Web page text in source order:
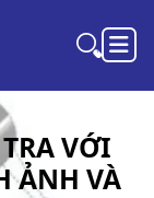
VỚI
ẢNH VÀ